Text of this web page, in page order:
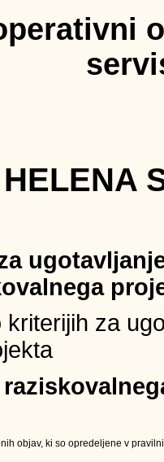
HELENA
za
objav, ki so opredeljene v